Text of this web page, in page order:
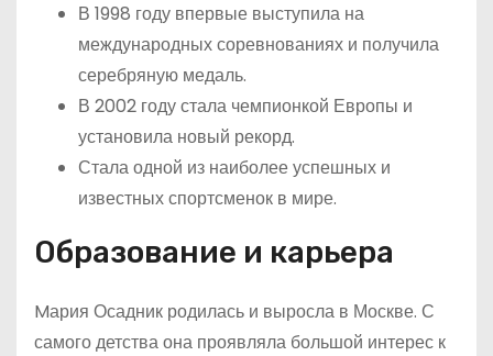
В 1998 году впервые выступила на
международных соревнованиях и получила
серебряную медаль.
В 2002 году стала чемпионкой Европы и
установила новый рекорд.
Стала одной из наиболее успешных и
известных спортсменок в мире.
Образование и карьера
Mария Осадник родилась и выросла в Москве. С
самого детства она проявляла большой интерес к